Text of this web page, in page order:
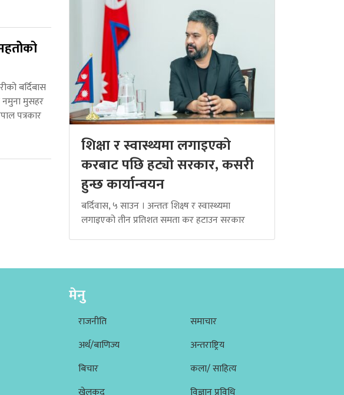
बर्दिबास
मुसहर
पत्रकार
शिक्षा र स्वास्थ्यमा लगाइएको
करबाट पछि हट्यो सरकार, कसरी
हुन्छ कार्यान्वयन
बर्दिवास, ५ साउन । अन्ततः शिक्ष्ष र स्वास्थ्यमा
लगाइएको तीन प्रतिशत समता कर हटाउन सरकार
मेनु
राजनीति
अर्थ/बाणिज्य
बिचार
समाचार
अन्तराष्ट्रिय
कला/ साहित्य